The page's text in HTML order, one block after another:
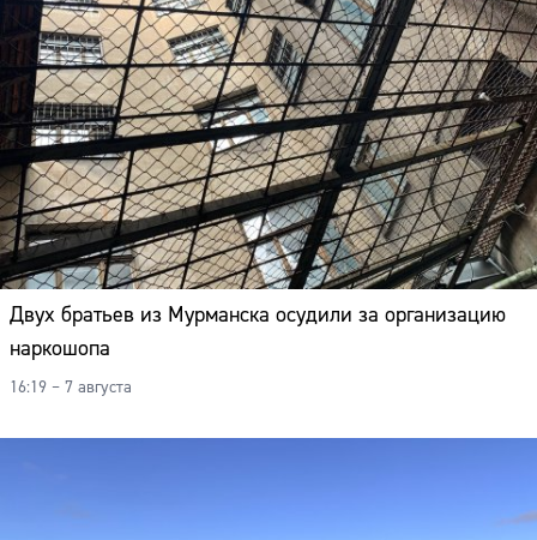
Двух братьев из Мурманска осудили за организацию
наркошопа
16:19 – 7 августа